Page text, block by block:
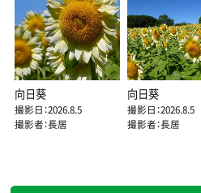
向日葵
撮影日：2026.8.5
撮影者：長居
向日葵
撮影日：2026.8.5
撮影者：長居